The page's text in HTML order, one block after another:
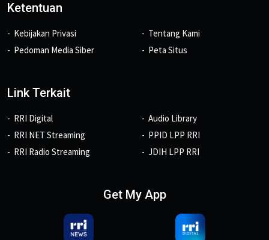
Ketentuan
Kebijakan Privasi
Pedoman Media Siber
Tentang Kami
Peta Situs
Link Terkait
RRI Digital
RRI NET Streaming
RRI Radio Streaming
Audio Library
PPID LPP RRI
JDIH LPP RRI
Get My App